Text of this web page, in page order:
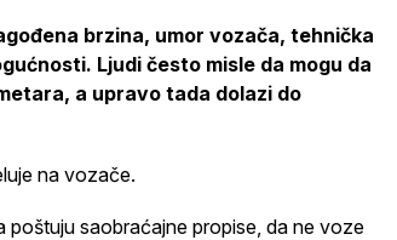
brzina, umor vozača, tehnička
Ljudi često misle da mogu da
a upravo tada dolazi do
na vozače.
poštuju saobraćajne propise, da ne voze